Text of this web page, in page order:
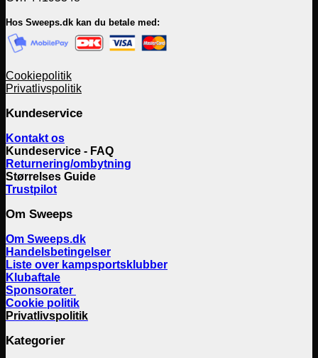
Hos Sweeps.dk kan du betale med:
Cookiepolitik
Privatlivspolitik
Kundeservice
Kontakt os
Kundeservice - FAQ
Returnering/ombytning
Størrelses Guide
Trustpilot
Om Sweeps
Om Sweeps.dk
Handelsbetingelser
Liste over kampsportsklubber
Klubaftale
Sponsorater
Cookie politik
Privatlivspolitik
Kategorier